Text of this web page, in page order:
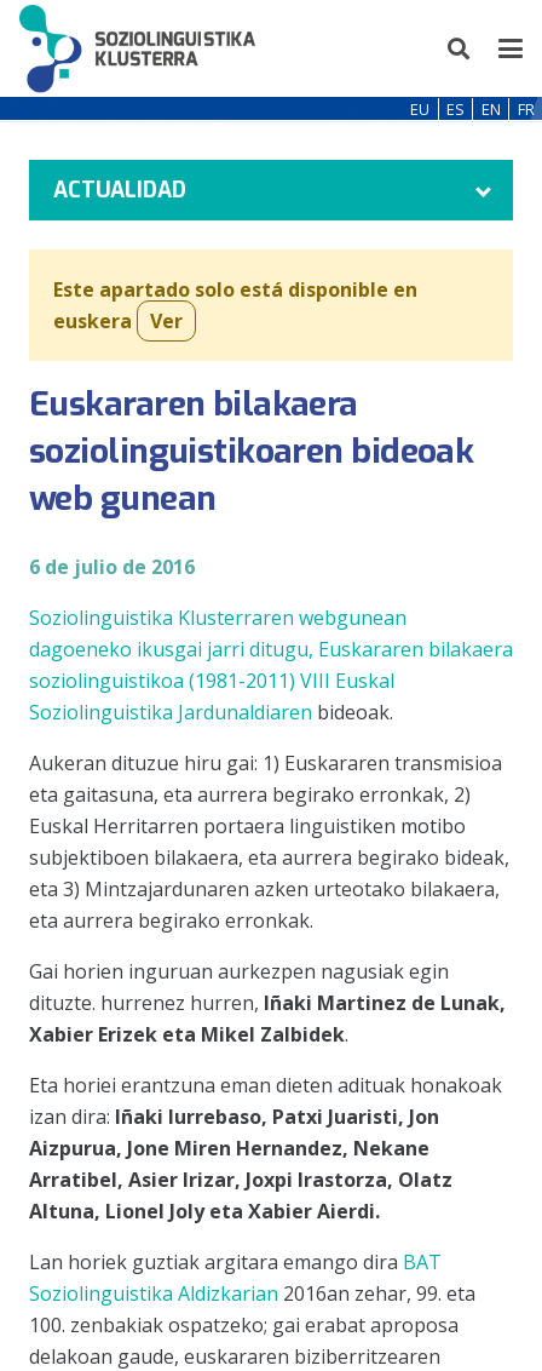
EU ES EN FR
ACTUALIDAD
Este apartado solo está disponible en
euskera
Ver
Euskararen bilakaera
soziolinguistikoaren bideoak
web gunean
6 de julio de 2016
Soziolinguistika Klusterraren webgunean
dagoeneko ikusgai jarri ditugu, Euskararen bilakaera
soziolinguistikoa (1981-2011) VIII Euskal
Soziolinguistika Jardunaldiaren bideoak.
Aukeran dituzue hiru gai: 1) Euskararen transmisioa
eta gaitasuna, eta aurrera begirako erronkak, 2)
Euskal Herritarren portaera linguistiken motibo
subjektiboen bilakaera, eta aurrera begirako bideak,
eta 3) Mintzajardunaren azken urteotako bilakaera,
eta aurrera begirako erronkak.
Gai horien inguruan aurkezpen nagusiak egin
dituzte. hurrenez hurren, Iñaki Martinez de Lunak,
Xabier Erizek eta Mikel Zalbidek.
Eta horiei erantzuna eman dieten adituak honakoak
izan dira: Iñaki Iurrebaso, Patxi Juaristi, Jon
Aizpurua, Jone Miren Hernandez, Nekane
Arratibel, Asier Irizar, Joxpi Irastorza, Olatz
Altuna, Lionel Joly eta Xabier Aierdi.
Lan horiek guztiak argitara emango dira BAT
Soziolinguistika Aldizkarian 2016an zehar, 99. eta
100. zenbakiak ospatzeko; gai erabat aproposa
delakoan gaude, euskararen biziberritzearen